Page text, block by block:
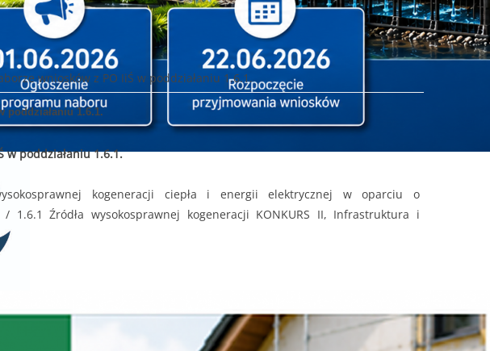
wniosków z PO IiŚ w poddziałaniu 1.6.1.
poddziałaniu 1.6.1.
w poddziałaniu 1.6.1.
kogeneracji ciepła i energii elektrycznej w oparciu o
1.6.1 Źródła wysokosprawnej kogeneracji KONKURS II, Infrastruktura i